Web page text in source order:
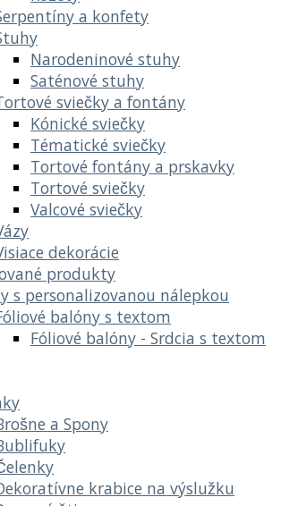
a konfety
Narodeninové stuhy
Saténové stuhy
sviečky a fontány
Kónické sviečky
Tématické sviečky
Tortové fontány a prskavky
Tortové sviečky
Valcové sviečky
dekorácie
produkty
s personalizovanou nálepkou
balóny s textom
Fóliové balóny - Srdcia s textom
a Spony
krabice na výslužku